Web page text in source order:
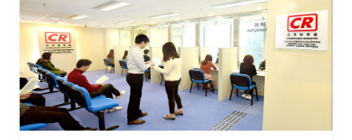
requise pour justifier une demande offshore,
couvrant tout des « Procès-verbaux de réunions »
à la conformité en matière de prix de transfert.